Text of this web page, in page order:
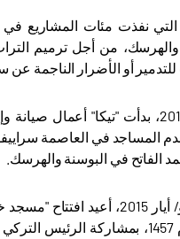
التي نفذت مئات المشاريع
من أجل ترميم
أو الأضرار الناجمة
وفي العام 2014، بدأت "تيكا"
المساجد في العاصمة
الفاتح في البوسنة والهرسك
وفي 20 مايو/ أيار 2015، أعيد
بنائه إلى عام 1457، بمشاركة